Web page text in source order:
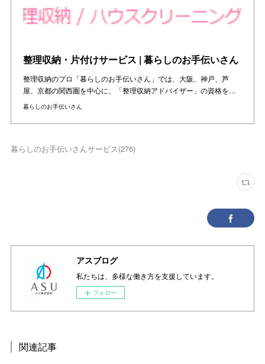
整理収納・片付けサービス | 暮らしのお手伝いさん
整理収納のプロ「暮らしのお手伝いさん」では、大阪、神戸、芦
屋、京都の関西圏を中心に、「整理収納アドバイザー」の資格を…
暮らしのお手伝いさん
暮らしのお手伝いさんサービス(276)
アスブログ
私たちは、多様な働き方を支援しています。
フォロー
関連記事